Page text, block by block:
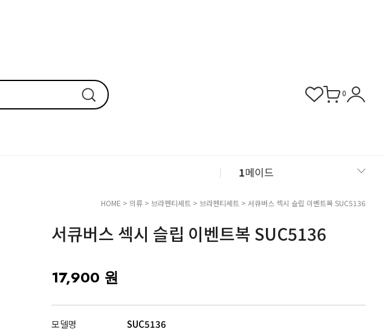
0
1메이드
2섹시 슬립
3버니걸
5모음
HOME > 의류 > 브라펜티세트 > 브라펜티세트 > 서큐버스 섹시 슬립 이벤트복 SUC5136
서큐버스 섹시 슬립 이벤트복 SUC5136
17,900 원
모델명
SUC5136